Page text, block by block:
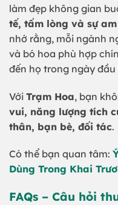
làm đẹp không gian
tế, tấm lòng và sự
nhớ rằng, mỗi ngành
và bó hoa phù hợp
đến họ trong ngày đầu
Với Trạm Hoa, bạn
vui, năng lượng tích
thân, bạn bè, đối tác.
Có thể bạn quan tâm:
Dùng Trong Khai
FAQs – Câu hỏi